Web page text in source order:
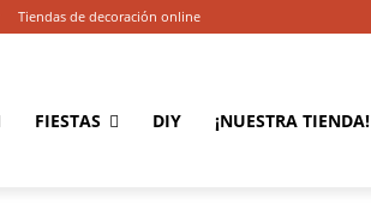
Tiendas de decoración online
FIESTAS DIY ¡NUESTRA TIENDA!